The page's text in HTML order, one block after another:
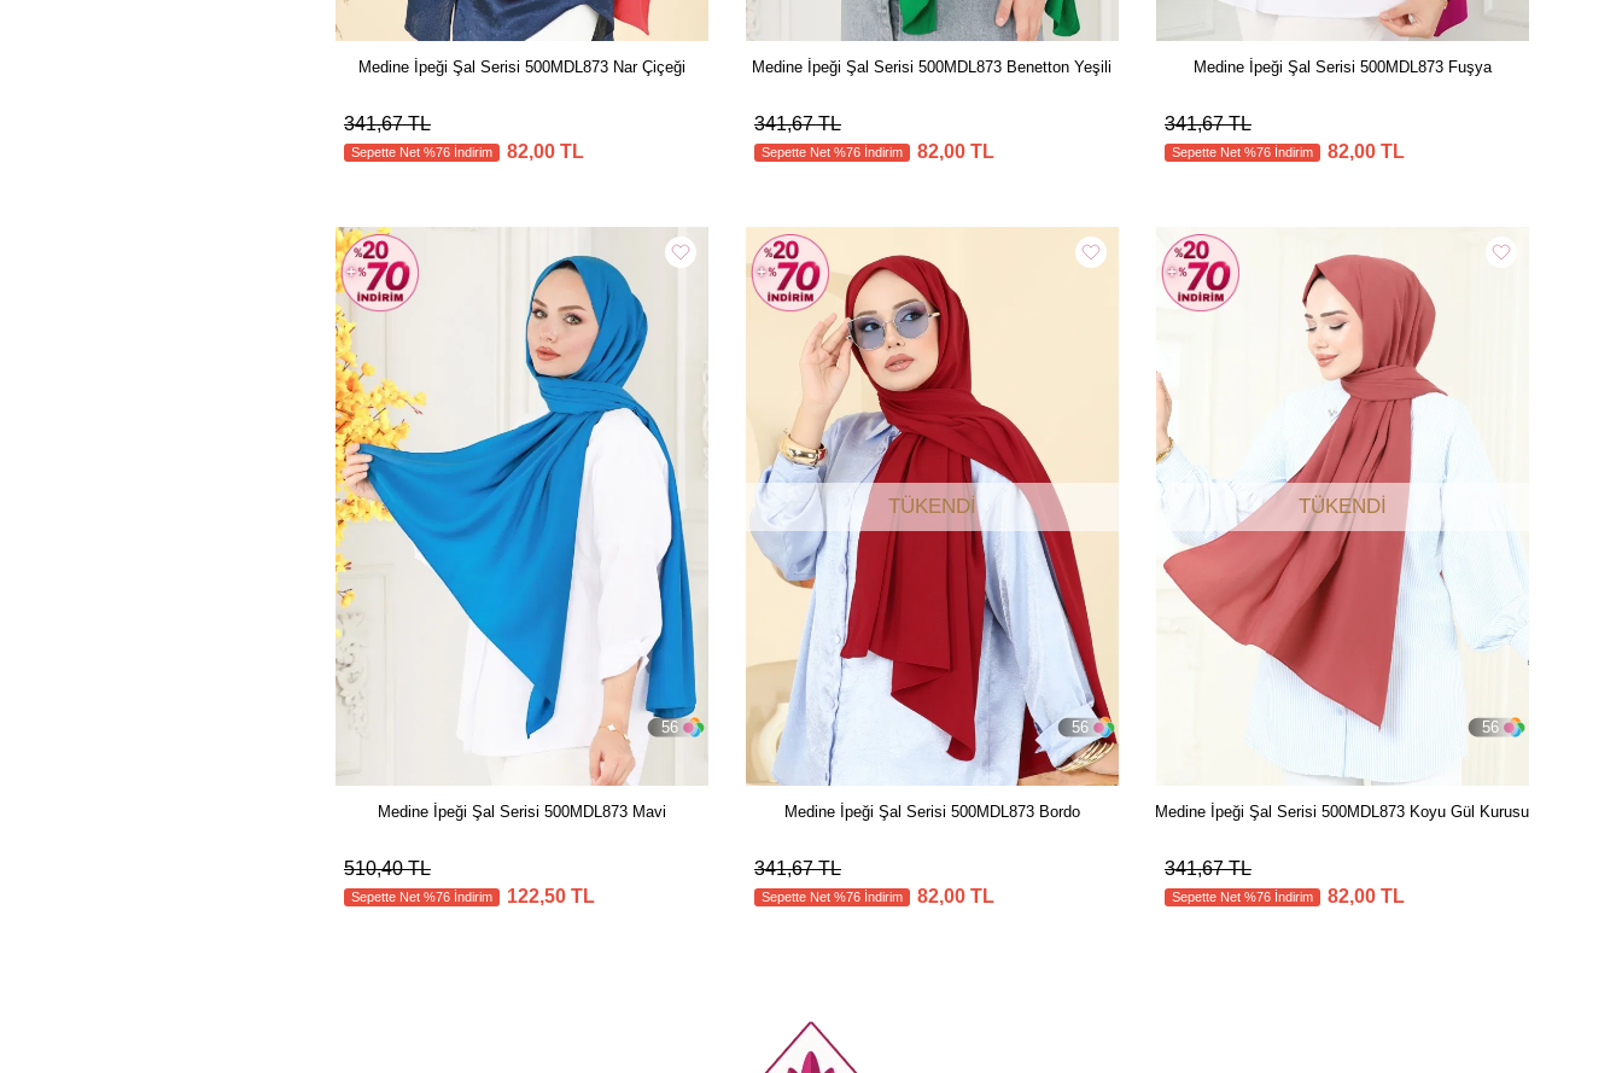
Medine İpeği Şal Serisi 500MDL873 Nar Çiçeği
341,67 TL
Sepette Net %76 İndirim 82,00 TL
Medine İpeği Şal Serisi 500MDL873 Benetton Yeşili
341,67 TL
Sepette Net %76 İndirim 82,00 TL
Medine İpeği Şal Serisi 500MDL873 Fuşya
341,67 TL
Sepette Net %76 İndirim 82,00 TL
56
Medine İpeği Şal Serisi 500MDL873 Mavi
510,40 TL
Sepette Net %76 İndirim 122,50 TL
56
TÜKENDI
Medine İpeği Şal Serisi 500MDL873 Bordo
341,67 TL
Sepette Net %76 İndirim 82,00 TL
56
TÜKENDI
Medine İpeği Şal Serisi 500MDL873 Koyu Gül Kurusu
341,67 TL
Sepette Net %76 İndirim 82,00 TL